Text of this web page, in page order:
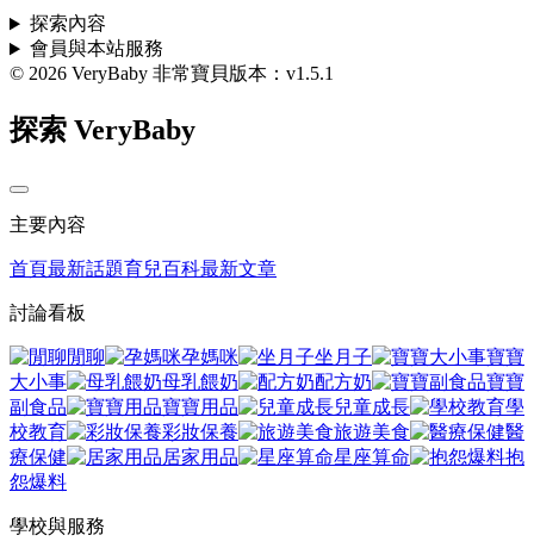
探索內容
會員與本站服務
© 2026 VeryBaby 非常寶貝版本：v1.5.1
探索 VeryBaby
主要內容
首頁最新話題育兒百科最新文章
討論看板
閒聊 孕媽咪 坐月子
寶寶
大小事
母乳餵奶 配方奶
寶寶
副食品
寶寶用品 兒童成長
學
校教育
彩妝保養 旅遊美食
醫
療保健
居家用品 星座算命
抱
怨爆料
學校與服務